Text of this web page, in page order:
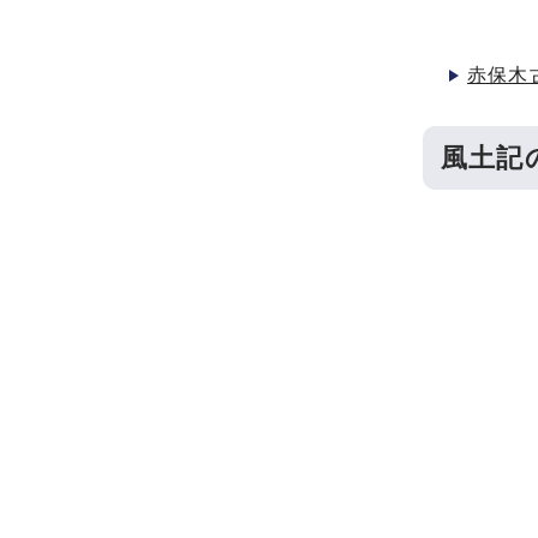
赤保木
風土記